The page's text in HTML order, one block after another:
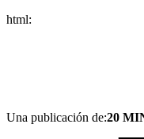
html:
Una publicación de:20